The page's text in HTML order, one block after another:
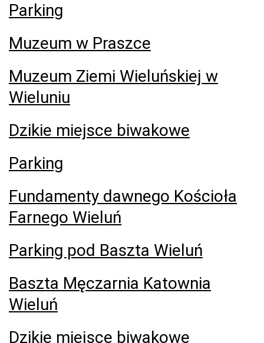
Parking
Muzeum w Praszce
Muzeum Ziemi Wieluńskiej w
Wieluniu
Dzikie miejsce biwakowe
Parking
Fundamenty dawnego Kościoła
Farnego Wieluń
Parking pod Baszta Wieluń
Baszta Męczarnia Katownia
Wieluń
Dzikie miejsce biwakowe